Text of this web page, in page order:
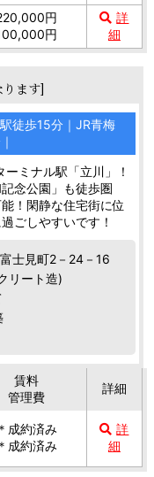
円
円
詳
細
ます]
徒歩15分｜JR青梅
ミナル駅「立川」！
念公園」も徒歩圏
！閑静な住宅街に位
ごしやすいです！
士見町2－24－16
リート造)
賃料
管理費
詳細
＊成約済み
＊成約済み
詳
細